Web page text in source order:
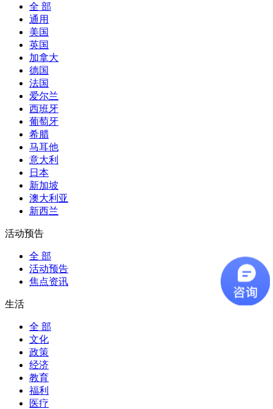
全 部
通用
美国
英国
加拿大
德国
法国
爱尔兰
西班牙
葡萄牙
希腊
马耳他
意大利
日本
新加坡
澳大利亚
新西兰
活动预告
全 部
活动预告
焦点资讯
生活
全 部
文化
政策
经济
教育
福利
医疗